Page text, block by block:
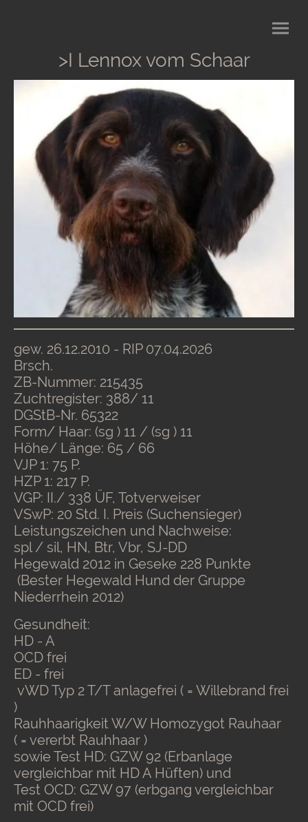
>I Lennox vom Schaar
gew. 26.12.2010 - RIP 07.04.2026
Brsch.
ZB-Nummer: 215435
Zuchtregister: 388/ 11
DGStB-Nr. 65322
Form/ Haar: (sg ) 11 / (sg ) 11
Höhe/ Länge: 65 / 66
VJP 1: 75 P.
HZP 1: 217 P.
VGP: II./ 338 ÜF, Totverweiser
VSwP: 20 Std. I. Preis (Suchensieger)
Leistungszeichen und Nachweise:
spl / sil, HN, Btr, Vbr, SJ-DD
Hegewald 2012 in Geseke 228 Punkte
(Bester Hegewald Hund der Gruppe
Niederrhein 2012)
Gesundheit:
HD - A
OCD frei
ED - frei
vWD Typ 2 T/T anlagefrei ( = Willebrand frei
)
Rauhhaarigkeit W/W Homozygot Rauhaar
( = vererbt Rauhhaar )
sowie Test HD: GZW 92 (Erbanlage
vergleichbar mit HD A Hüften) und
Test OCD: GZW 97 (erbgang vergleichbar
mit OCD frei)